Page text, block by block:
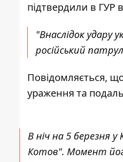
підтвердили в ГУР
"Внаслідок удару
російський
Повідомляється,
ураження та
В ніч на 5 березня
Котов". Момент